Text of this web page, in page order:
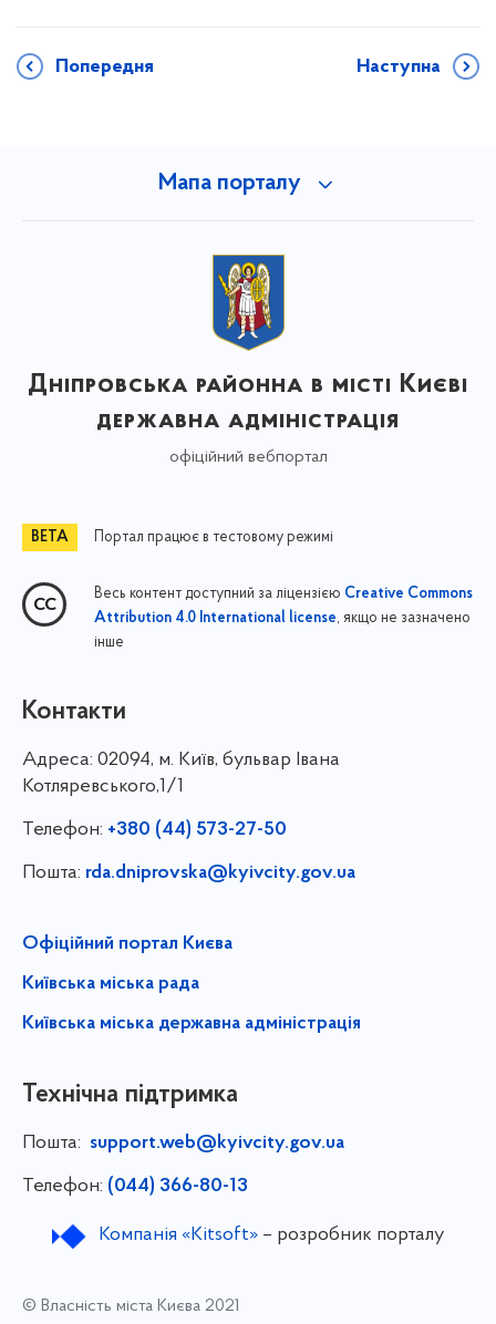
Попередня Наступна
Мапа порталу
Дніпровська районна в місті Києві
державна адміністрація
офіційний вебпортал
Портал працює в тестовому режимі
Весь контент доступний за ліцензією Creative Commons
Attribution 4.0 International license, якщо не зазначено
інше
Контакти
Адреса: 02094, м. Київ, бульвар Івана
Котляревського,1/1
Телефон: +380 (44) 573-27-50
Пошта: rda.dniprovska@kyivcity.gov.ua
Офіційний портал Києва
Київська міська рада
Київська міська державна адміністрація
Технічна підтримка
Пошта: support.web@kyivcity.gov.ua
Телефон: (044) 366-80-13
Компанія «Kitsoft»– розробник порталу
© Власність міста Києва 2021